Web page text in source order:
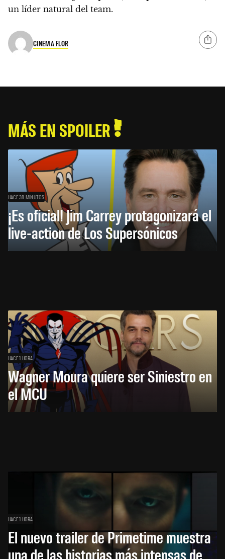
un líder natural del team.
CINEMA FLOR
MÁS EN SPOILER
HACE 38 MINUTOS
¡Es oficial! Jim Carrey protagonizará el
live-action de Los Supersónicos
HACE 1 HORA
Wagner Moura quiere ser Siniestro en
el MCU
HACE 1 HORA
El nuevo trailer de Primetime muestra
una de las historias más intensas de